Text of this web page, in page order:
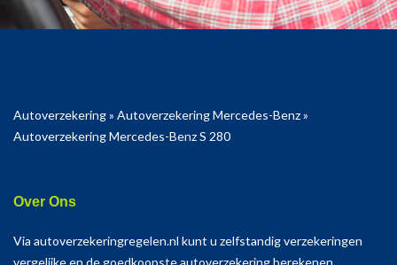
Autoverzekering» Autoverzekering Mercedes-Benz»
Autoverzekering Mercedes-Benz S 280
Over Ons
Via autoverzekeringregelen.nl kunt u zelfstandig verzekeringen